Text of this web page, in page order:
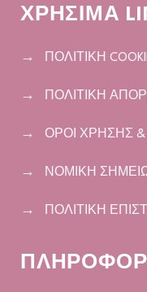
ΧΡΗΣΙΜΑ
ΠΟΛΙΤΙΚΗ
ΠΟΛΙΤΙΚΗ
ΟΡΟΙ ΧΡΗΣΗΣ
ΝΟΜΙΚΗ
ΠΟΛΙΤΙΚΗ